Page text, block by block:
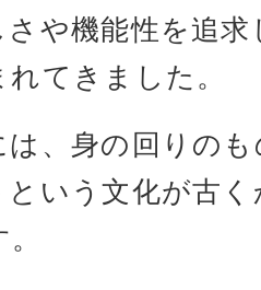
さや機能性を追求
てきました。
は、身の回りの
という文化が古